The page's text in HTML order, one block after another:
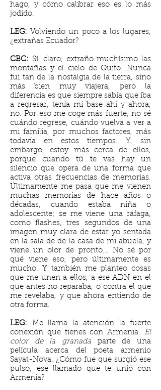
hago, y cómo calibrar eso es lo más
jodido.
LEG: Volviendo un poco a los lugares,
¿extrañas Ecuador?
CBC: Sí, claro, extraño muchísimo las
montañas y el cielo de Quito. Nunca
fui tan de la nostalgia de la tierra, sino
más bien muy viajera, pero la
diferencia es que siempre sabía que iba
a regresar, tenía mi base ahí y ahora,
no. Por eso me coge más fuerte, no sé
cuándo regrese, cuándo vuelva a ver a
mi familia, por muchos factores, más
todavía en estos tiempos. Y, sin
embargo, estoy más cerca de ellos,
porque cuando tú te vas hay un
silencio que opera de una forma que
activa otras frecuencias de memorias.
Últimamente me pasa que me vienen
muchas memorias de hace años o
décadas, cuando estaba niña o
adolescente; se me viene una ráfaga,
como flashes, tres segundos de una
imagen muy clara de estar yo sentada
en la sala de de la casa de mi abuela, y
viene un olor de pronto... No sé por
qué viene eso, pero últimamente es
mucho. Y también me planteo cosas
que me unen a ellos, a ese ADN en el
que antes no reparaba, o contra el que
me revelaba, y que ahora entiendo de
otra forma.
LEG: Me llama la atención la fuerte
conexión que tienes con Armenia. El
color de la granada parte de una
película acerca del poeta armenio
Sayat-Nova. ¿Cómo fue que surgió ese
pulso, ese llamado que te unió con
Armenia?